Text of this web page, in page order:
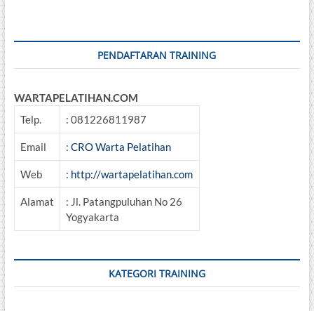
PENDAFTARAN TRAINING
WARTAPELATIHAN.COM
Telp.
: 081226811987
Email : CRO Warta Pelatihan
Web : http://wartapelatihan.com
Alamat
: Jl. Patangpuluhan No 26
Yogyakarta
KATEGORI TRAINING